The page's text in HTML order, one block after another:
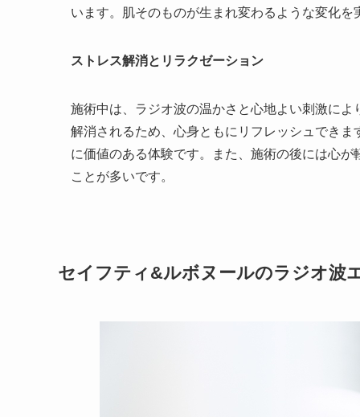
います。肌そのものが生まれ変わるような変化を
ストレス解消とリラクゼーション
施術中は、ラジオ波の温かさと心地よい刺激に
解消されるため、心身ともにリフレッシュでき
に価値のある体験です。また、施術の後には心
ことが多いです。
セイフティ&ルボヌールのラジオ波